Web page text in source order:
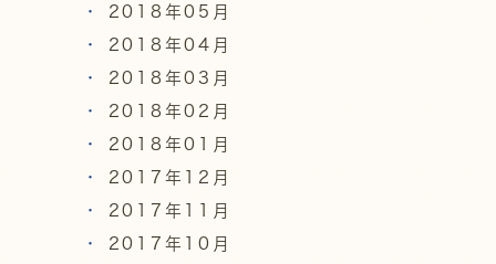
2018年05月
2018年04月
2018年03月
2018年02月
2018年01月
2017年12月
2017年11月
2017年10月